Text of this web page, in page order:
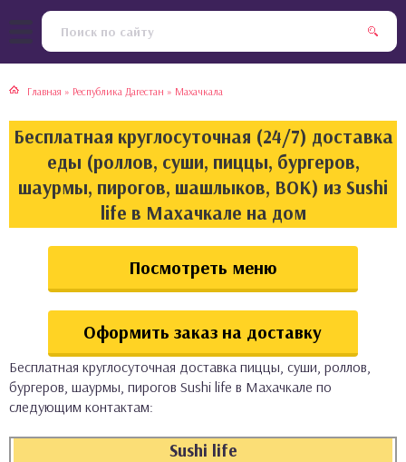
Главная » Республика Дагестан » Махачкала
Бесплатная круглосуточная (24/7) доставка
еды (роллов, суши, пиццы, бургеров,
шаурмы, пирогов, шашлыков, ВОК) из Sushi
life в Махачкале на дом
Посмотреть меню
Оформить заказ на доставку
Бесплатная круглосуточная доставка пиццы, суши, роллов,
бургеров, шаурмы, пирогов Sushi life в Махачкале по
следующим контактам:
Sushi life
кухня
кухня
кухня
кухня
булочки